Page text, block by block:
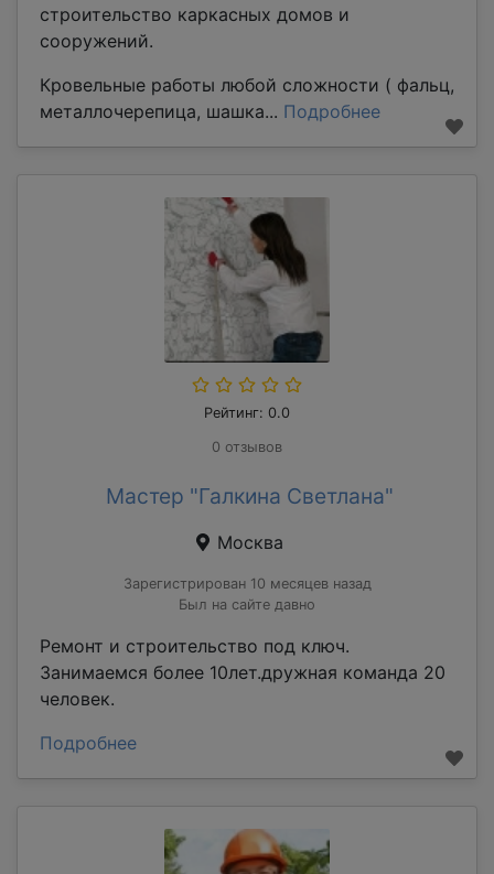
строительство каркасных домов и
сооружений.
Кровельные работы любой сложности ( фальц,
металлочерепица, шашка... Подробнее
Рейтинг: 0.0
0 отзывов
Мастер "Галкина Светлана"
Москва
Зарегистрирован 10 месяцев назад
Был на сайте давно
Ремонт и строительство под ключ.
Занимаемся более 10лет.дружная команда 20
человек.
Подробнее